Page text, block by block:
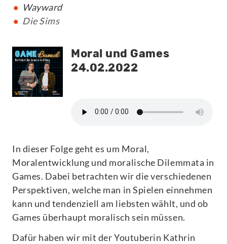
Wayward
Die Sims
Moral und Games
24.02.2022
In dieser Folge geht es um Moral,
Moralentwicklung und moralische Dilemmata in
Games. Dabei betrachten wir die verschiedenen
Perspektiven, welche man in Spielen einnehmen
kann und tendenziell am liebsten wählt, und ob
Games überhaupt moralisch sein müssen.
Dafür haben wir mit der Youtuberin Kathrin